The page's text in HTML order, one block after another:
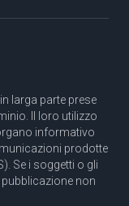
larga parte prese
Il loro utilizzo
informativo
prodotte
Se i soggetti o gli
non